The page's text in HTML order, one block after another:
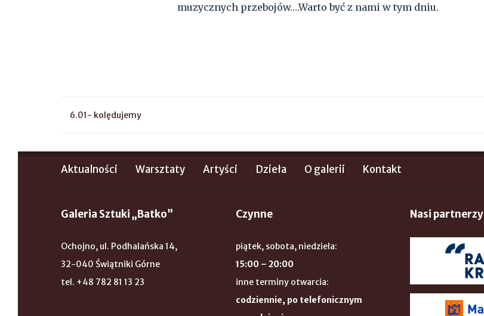
muzycznych przebojów….Warto być z nami w tym dniu.
6.01- kolędujemy
Aktualności Warsztaty Artyści Dzieła O galerii Kontakt
Galeria Sztuki „Batko”
Ochojno, ul. Podhalańska 14,
32-040 Świątniki Górne
tel. +48 782 81 13 23
Czynne
piątek, sobota, niedziela:
15:00 – 20:00
inne terminy otwarcia:
codziennie, po telefonicznym
Nasi partnerzy